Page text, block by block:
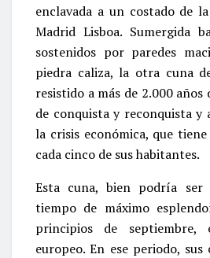
enclavada a un costado de
Madrid Lisboa. Sumergida
sostenidos por paredes
piedra caliza, la otra cuna
resistido a más de 2.000
de conquista y reconquista y
la crisis económica, que tiene
cada cinco de sus habitantes.
Esta cuna, bien podría ser
tiempo de máximo
principios de septiembre,
europeo. En ese periodo,